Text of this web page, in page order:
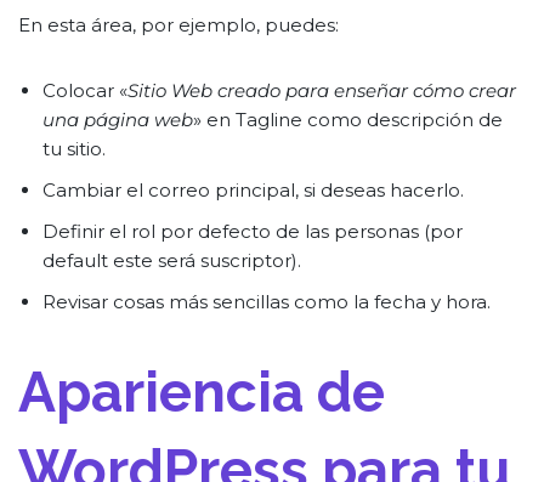
En esta área, por ejemplo, puedes:
Colocar «Sitio Web creado para enseñar cómo crear
una página web» en Tagline como descripción de
tu sitio.
Cambiar el correo principal, si deseas hacerlo.
Definir el rol por defecto de las personas (por
default este será suscriptor).
Revisar cosas más sencillas como la fecha y hora.
Apariencia de